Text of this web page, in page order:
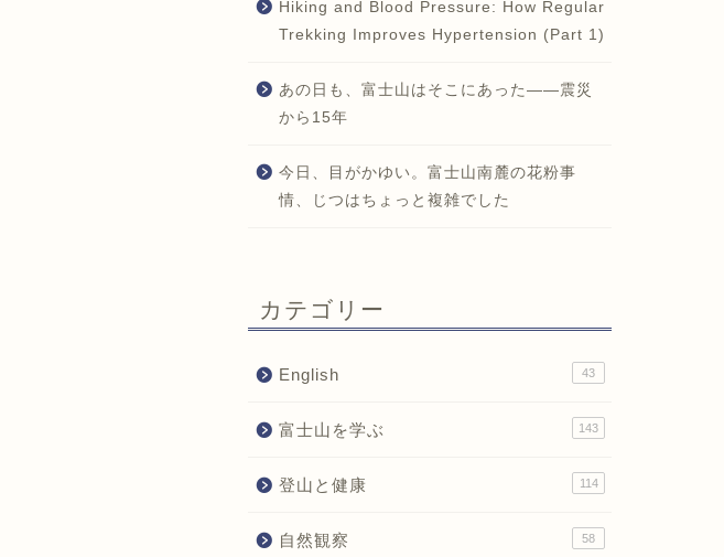
Hiking and Blood Pressure: How Regular
Trekking Improves Hypertension (Part 1)
あの日も、富士山はそこにあった——震災
から15年
今日、目がかゆい。富士山南麓の花粉事
情、じつはちょっと複雑でした
カテゴリー
English 43
富士山を学ぶ 143
登山と健康 114
自然観察 58